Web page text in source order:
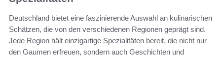
Deutschland bietet eine faszinierende Auswahl an kulinarischen
Schätzen, die von den verschiedenen Regionen geprägt sind.
Jede Region hält einzigartige Spezialitäten bereit, die nicht nur
den Gaumen erfreuen, sondern auch Geschichten und